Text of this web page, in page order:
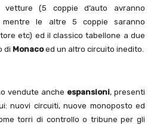
(5 coppie d’auto avranno
mentre le altre 5 coppie saranno
etc) ed il classico tabellone a due
di Monacoed un altro circuito inedito.
vendute anche espansioni, presenti
nuovi circuiti, nuove monoposto ed
torri di controllo o tribune per gli